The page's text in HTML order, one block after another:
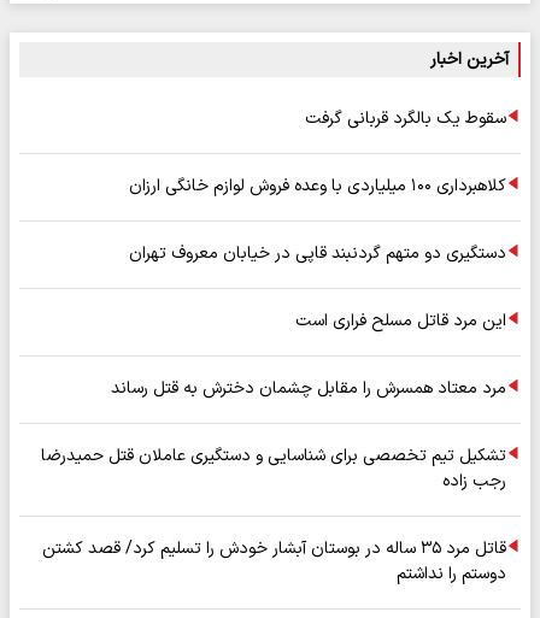
آخرین اخبار
سقوط یک بالگرد قربانی گرفت
کلاهبرداری ۱۰۰ میلیاردی با وعده فروش لوازم خانگی ارزان
دستگیری دو متهم گردنبند قاپی در خیابان معروف تهران
این مرد قاتل مسلح فراری است
مرد معتاد همسرش را مقابل چشمان دخترش به قتل رساند
تشکیل تیم تخصصی برای شناسایی و دستگیری عاملان قتل حمیدرضا
رجب زاده
قاتل مرد ۳۵ ساله در بوستان آبشار خودش را تسلیم کرد/ قصد کشتن
دوستم را نداشتم